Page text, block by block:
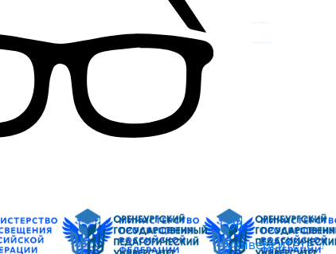
Об
университете